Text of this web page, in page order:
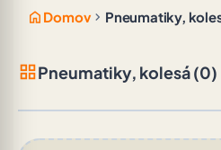
home Domov chevron_right Pneumatiky,
grid_viewPneumatiky, kolesá (0)